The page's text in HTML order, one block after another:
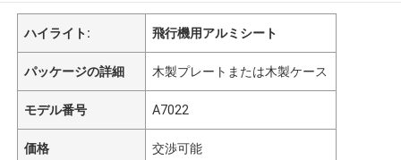
ハイライト: 飛行機用アルミシート
パッケージの詳細 木製プレートまたは木製ケース
モデル番号 A7022
価格 交渉可能